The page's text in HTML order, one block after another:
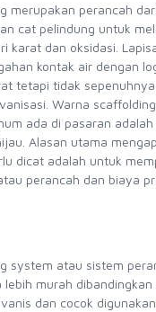
merupakan perancah
cat pelindung untuk
karat dan oksidasi.
kontak air dengan
tetapi tidak
Warna
ada di pasaran
Alasan utama
dicat adalah untuk
perancah dan biaya
system atau sistem
lebih murah
dan cocok